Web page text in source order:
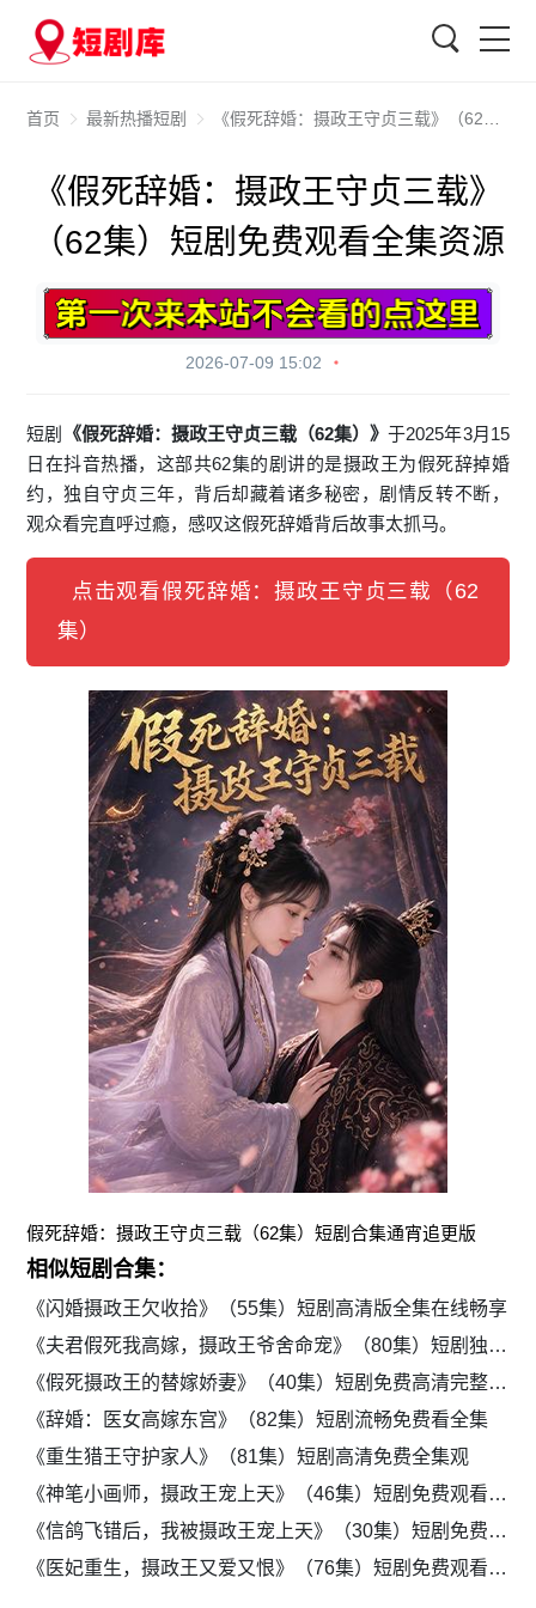
首页 最新热播短剧 《假死辞婚：摄政王守贞三载》（62集）短剧免费观看全集资源
《假死辞婚：摄政王守贞三载》
（62集）短剧免费观看全集资源
2026-07-09 15:02
短剧 《假死辞婚：摄政王守贞三载（62集）》于2025年3月15
日在抖音热播，这部共62集的剧讲的是摄政王为假死辞掉婚
约，独自守贞三年，背后却藏着诸多秘密，剧情反转不断，
观众看完直呼过瘾，感叹这假死辞婚背后故事太抓马。
点击观看假死辞婚：摄政王守贞三载（62
集）
假死辞婚：摄政王守贞三载（62集）短剧合集通宵追更版
相似短剧合集：
《闪婚摄政王欠收拾》（55集）短剧高清版全集在线畅享
《夫君假死我高嫁，摄政王爷舍命宠》（80集）短剧独家资源免费观看
《假死摄政王的替嫁娇妻》（40集）短剧免费高清完整版追剧
《辞婚：医女高嫁东宫》（82集）短剧流畅免费看全集
《重生猎王守护家人》（81集）短剧高清免费全集观
《神笔小画师，摄政王宠上天》（46集）短剧免费观看全集资源
《信鸽飞错后，我被摄政王宠上天》（30集）短剧免费观看全集资源
《医妃重生，摄政王又爱又恨》（76集）短剧免费观看全集资源